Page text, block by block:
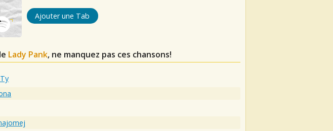
Ajouter une Tab
Lady Pank, ne manquez pas ces chansons!